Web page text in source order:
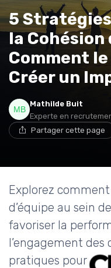
5
la Cohésion
Comment
Créer un
Mathilde Buit
Experte en
Partager cette page
Explorez
d’équipe au sein
favoriser la
l’engagement des
pratiques pour